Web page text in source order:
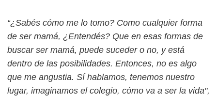
“¿Sabés cómo me lo tomo? Como cualquier forma
de ser mamá, ¿Entendés? Que en esas formas de
buscar ser mamá, puede suceder o no, y está
dentro de las posibilidades. Entonces, no es algo
que me angustia. Sí hablamos, tenemos nuestro
lugar, imaginamos el colegio, cómo va a ser la vida",